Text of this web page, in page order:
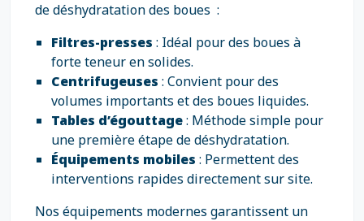
de déshydratation des boues :
Filtres-presses : Idéal pour des boues à
forte teneur en solides.
Centrifugeuses : Convient pour des
volumes importants et des boues liquides.
Tables d’égouttage: Méthode simple pour
une première étape de déshydratation.
Équipements mobiles : Permettent des
interventions rapides directement sur site.
Nos équipements modernes garantissent un